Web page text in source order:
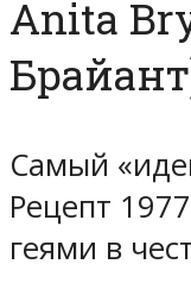
Anita
Самый
Рецепт
геями в